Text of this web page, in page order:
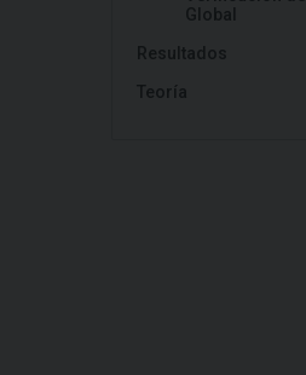
Global
Resultados
Teoría